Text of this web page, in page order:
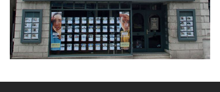
Envoyer un message
Téléphoner à l'agence